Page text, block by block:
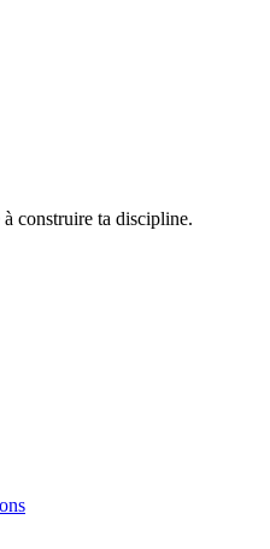
construire ta discipline.